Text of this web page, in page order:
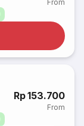
From
Rp 153.700
From